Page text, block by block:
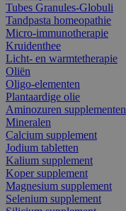
Tubes Granules-Globuli
Tandpasta homeopathie
Micro-immunotherapie
Kruidenthee
Licht- en warmtetherapie
Oliën
Oligo-elementen
Plantaardige olie
Aminozuren supplementen
Mineralen
Calcium supplement
Jodium tabletten
Kalium supplement
Koper supplement
Magnesium supplement
Selenium supplement